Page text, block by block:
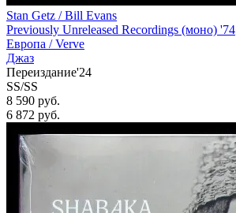
Stan Getz / Bill Evans
Previously Unreleased Recordings (моно) '74
Европа /Verve
Джаз
Переиздание'24
SS/SS
8 590 руб.
6 872 руб.